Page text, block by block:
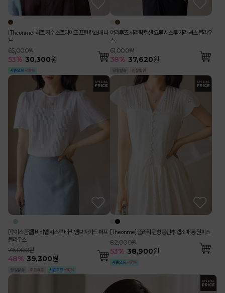
[Theonme] 하트 자수 스트라이프 프릴 캡소매 니
트
65,000원
53% 30,300원
여리루즈 사라락 텐셀 요루 시스루 카라 셔츠 블라우
스
61,000원
38% 37,620원
[루이스엔젤] 비바엘 시스루 배색 엠보 자가드 퍼프
블라우스
76,000원
48% 39,300원
[Theonme] 플라워 펀칭 콩단추 캡소매 롱 원피스
82,000원
53% 38,900원